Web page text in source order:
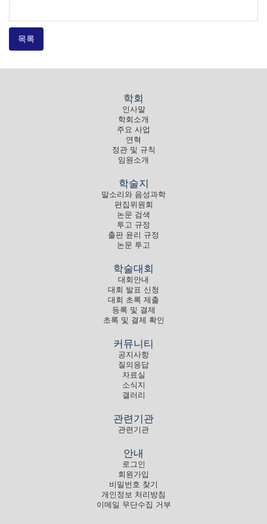
목록
학회
인사말
학회소개
주요 사업
연혁
정관 및 규칙
임원소개
학술지
말소리와 음성과학
편집위원회
논문 검색
투고 규정
출판 윤리 규정
논문 투고
학술대회
대회안내
대회 발표 신청
대회 초록 제출
등록 및 결제
초록 및 결제 확인
커뮤니티
공지사항
질의응답
자료실
소식지
갤러리
관련기관
관련기관
안내
로그인
회원가입
비밀번호 찾기
개인정보 처리방침
이메일 무단수집 거부